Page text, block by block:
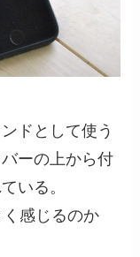
ドとして使う
ーの上から付
いる。
感じるのか